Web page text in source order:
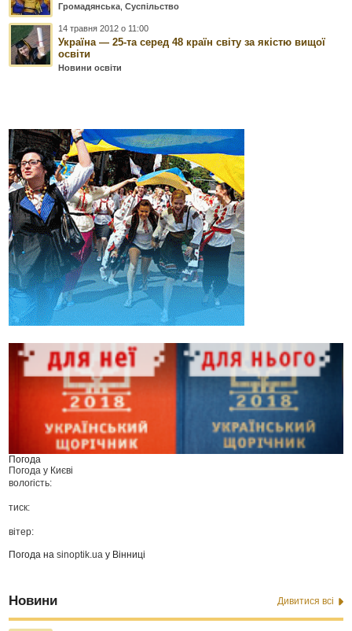
Громадянська ,Суспільство
14 травня 2012 о 11:00
Україна — 25-та серед 48 країн світу за якістю вищої
освіти
Новини освіти
Погода
Погода у Києві
вологість:
тиск:
вітер:
Погода наsinoptik.ua у Вінниці
Новини Дивитися всі